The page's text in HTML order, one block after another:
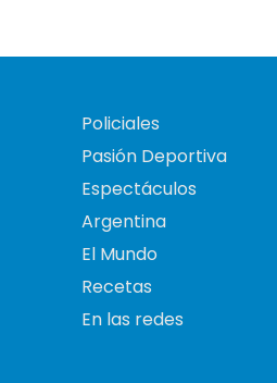
Policiales
Pasión Deportiva
Espectáculos
Argentina
El Mundo
Recetas
En las redes